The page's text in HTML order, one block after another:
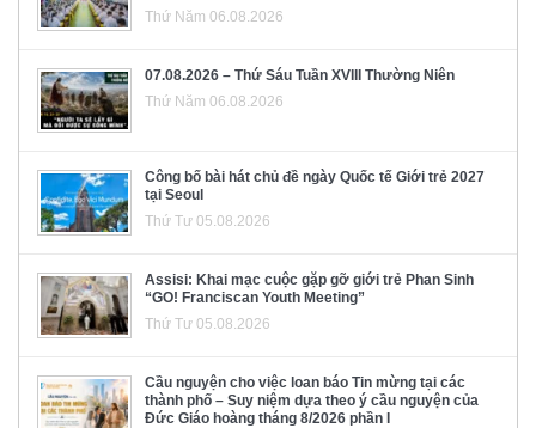
Thứ Năm 06.08.2026
07.08.2026 – Thứ Sáu Tuần XVIII Thường Niên
Thứ Năm 06.08.2026
Công bố bài hát chủ đề ngày Quốc tế Giới trẻ 2027
tại Seoul
Thứ Tư 05.08.2026
Assisi: Khai mạc cuộc gặp gỡ giới trẻ Phan Sinh
“GO! Franciscan Youth Meeting”
Thứ Tư 05.08.2026
Cầu nguyện cho việc loan báo Tin mừng tại các
thành phố – Suy niệm dựa theo ý cầu nguyện của
Đức Giáo hoàng tháng 8/2026 phần I